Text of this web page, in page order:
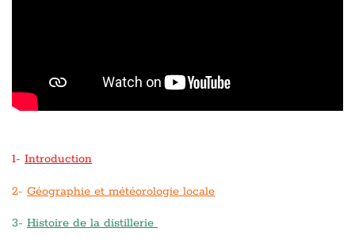
1- Introduction
2- Géographie et météorologie locale
3- Histoire de la distillerie